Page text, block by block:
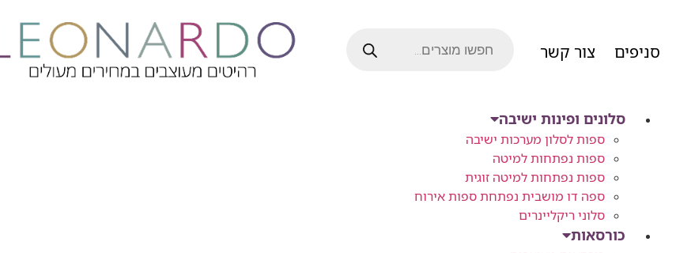
סניפים צור קשר
סלונים ופינות ישיבה
ספות לסלון מערכות ישיבה
ספות נפתחות למיטה
ספות נפתחות למיטה זוגית
ספה דו מושבית נפתחת ספות אירוח
סלוני ריקליינרים
כורסאות